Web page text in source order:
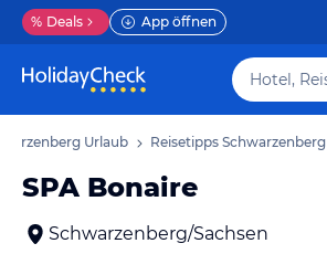
% Deals App öffnen
Urlaub Reisetipps Schwarzenberg
SPA Bonaire
Schwarzenberg/Sachsen